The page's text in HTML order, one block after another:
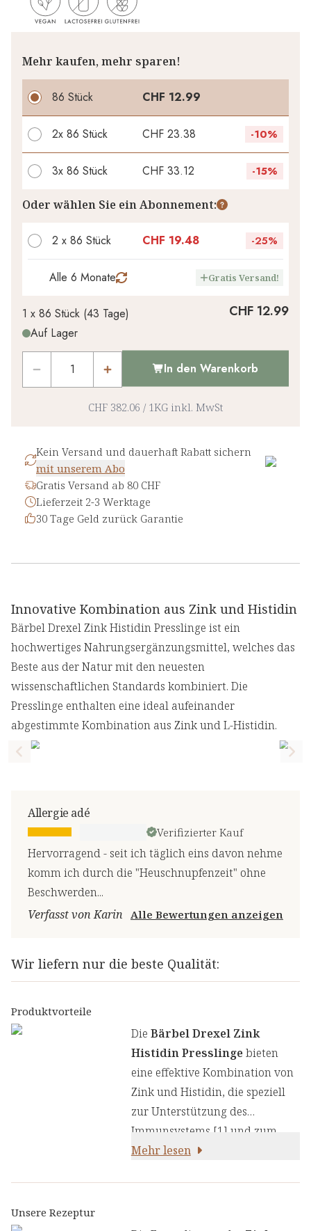
Mehr kaufen, mehr sparen!
86 Stück CHF 12.99
2x 86 Stück CHF 23.38 -10%
3x 86 Stück CHF 33.12 -15%
Ihr persönlicher Rabatt
1 CHF 0.00
Oder wählen Sie ein Abonnement:
2 x 86 Stück CHF 19.48 -25%
Alle 6 Monate Gratis Versand!
1 x 86 Stück (43 Tage)
Auf Lager
CHF 12.99
In den Warenkorb
CHF 382.06 / 1KG inkl. MwSt
Kein Versand und dauerhaft Rabatt sichern
mit unserem Abo
Gratis Versand ab 80 CHF
Lieferzeit 2-3 Werktage
30 Tage Geld zurück Garantie
Innovative Kombination aus Zink und Histidin
Bärbel Drexel Zink Histidin Presslinge ist ein
hochwertiges Nahrungsergänzungsmittel, welches das
Beste aus der Natur mit den neuesten
wissenschaftlichen Standards kombiniert. Die
Presslinge enthalten eine ideal aufeinander
abgestimmte Kombination aus Zink und L-Histidin.
Previous slide
Allergie adé
Verifizierter Kauf
Hervorragend - seit ich täglich eins davon nehme
komm ich durch die "Heuschnupfenzeit" ohne
Beschwerden...
Verfasst von Karin
Alle Bewertungen anzeigen
Wir liefern nur die beste Qualität:
Produktvorteile
Die Bärbel Drexel Zink
Histidin Presslingebieten
eine effektive Kombination von
Zink und Histidin, die speziell
zur Unterstützung des
Immunsystems [1] und zum
Schutz der Zellen von
Mehr lesen
Unsere Rezeptur